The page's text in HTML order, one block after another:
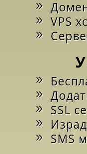
VPS
SSL
SMS